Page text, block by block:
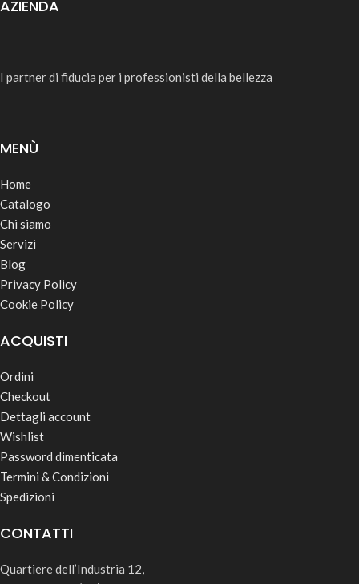
AZIENDA
I partner di fiducia per i professionisti della bellezza
MENÙ
Home
Catalogo
Chi siamo
Servizi
Blog
Privacy Policy
Cookie Policy
ACQUISTI
Ordini
Checkout
Dettagli account
Wishlist
Password dimenticata
Termini & Condizioni
Spedizioni
CONTATTI
Quartiere dell’Industria 12,